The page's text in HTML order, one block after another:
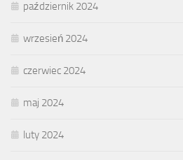
październik 2024
wrzesień 2024
czerwiec 2024
maj 2024
luty 2024